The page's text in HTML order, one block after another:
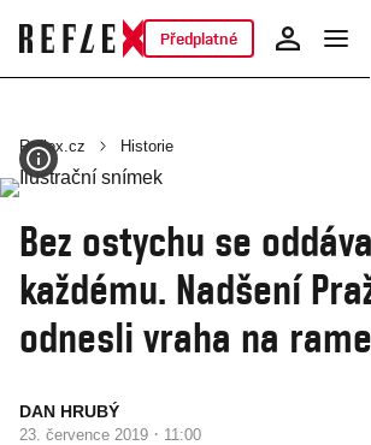
Předplatné
Reflex.cz Historie
Bez ostychu se
každému. Nadšení
odnesli vraha na
DAN HRUBÝ
23. července 2019 · 11:00